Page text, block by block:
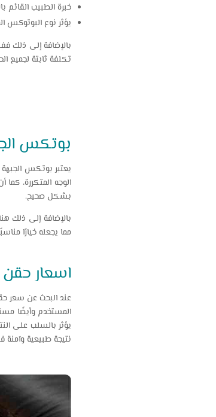
خبرة الطبيب القائم
يؤثر نوع البوتوكس
بالإضافة إلى ذلك
تكلفة ثابتة لجميع
بوتكس
يعتبر بوتكس
الوجه المتكررة،
بشكل صحيح.
مما يجعله خيارًا
اسعار
المستخدم وأيضًا
يؤثر بالسلب على
نتيجة طبيعية